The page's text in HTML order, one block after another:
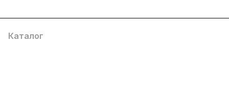
Каталог